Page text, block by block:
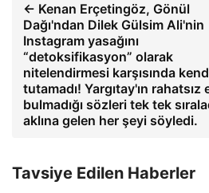
← Kenan Erçetingöz, Gönül
Dağı'ndan Dilek Gülsim Ali'nin
Instagram yasağını
“detoksifikasyon” olarak
nitelendirmesi karşısında
tutamadı! Yargıtay'ın rahatsız
bulmadığı sözleri tek tek
aklına gelen her şeyi söyledi.
Tavsiye Edilen Haberler